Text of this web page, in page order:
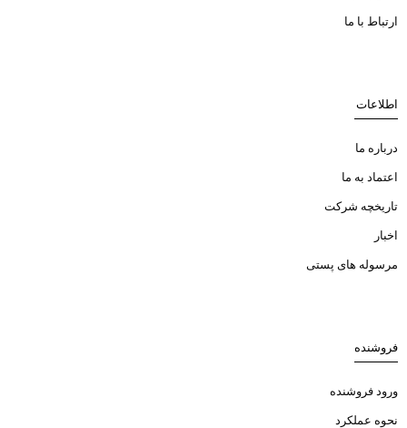
ارتباط با ما
اطلاعات
درباره ما
اعتماد به ما
تاریخچه شرکت
اخبار
مرسوله های پستی
فروشنده
ورود فروشنده
نحوه عملکرد